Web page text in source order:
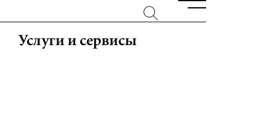
Услуги и сервисы